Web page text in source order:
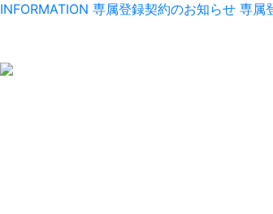
INFORMATION 専属登録契約のお知らせ 専属